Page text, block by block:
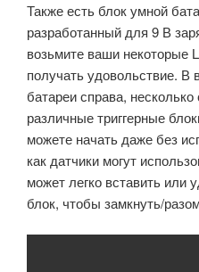
Также есть блок умной
разработанный для 9 В
возьмите ваши некоторые
получать удовольствие. В
батареи справа,
различные триггерные
можете начать даже без
как датчики могут
может легко вставить или
блок, чтобы замкнуть/